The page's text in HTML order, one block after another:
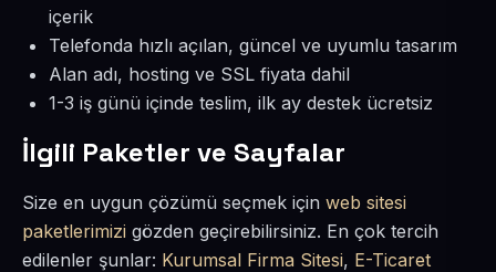
içerik
Telefonda hızlı açılan, güncel ve uyumlu tasarım
Alan adı, hosting ve SSL fiyata dahil
1-3 iş günü içinde teslim, ilk ay destek ücretsiz
İlgili Paketler ve Sayfalar
Size en uygun çözümü seçmek için web sitesi
paketlerimizi gözden geçirebilirsiniz. En çok tercih
edilenler şunlar: Kurumsal Firma Sitesi, E-Ticaret